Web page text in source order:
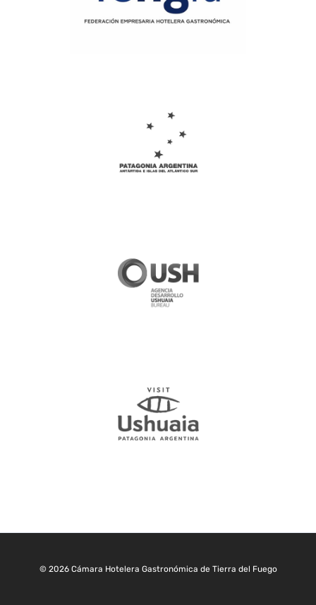
© 2026 Cámara Hotelera Gastronómica de Tierra del Fuego